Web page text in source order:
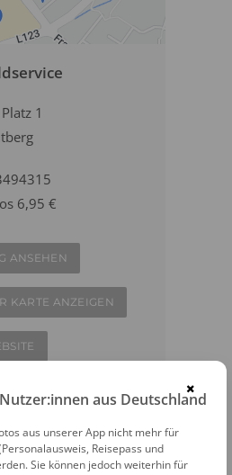
1
6,95 €
ANSEHEN
KARTE ANZEIGEN
IN DER
×
aus Deutschland
aus unserer App nicht mehr für
Reisepass und
Sie können jedoch weiterhin für